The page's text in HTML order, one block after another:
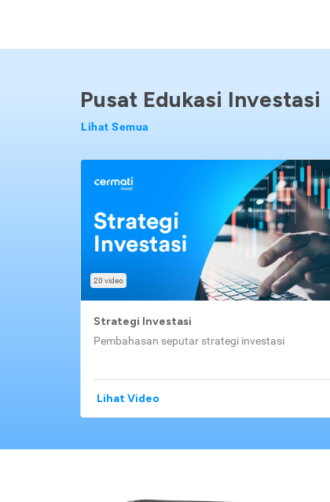
Pusat Edukasi Investasi
Lihat Semua
20 video
Strategi Investasi
Pembahasan seputar strategi investasi
Lihat Video